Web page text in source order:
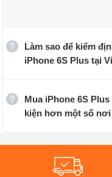
lỗi, hỗ trợ giao hàng
lượng sản phẩm đảm
iPhone 6S Plus
viên kĩ thuật
Làm sao để kiểm
iPhone 6S Plus tại
Mua iPhone 6S
kiện hơn một số